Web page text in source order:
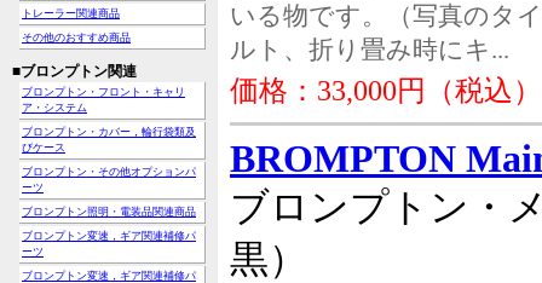
トレーラー関連商品
その他のおすすめ商品
■ブロンプトン関連
ブロンプトン・フロント・キャリ
ア・システム
ブロンプトン・カバー，輪行袋類及
びケース
ブロンプトン・その他オプションパ
ーツ
ブロンプトン照明・電装品関連商品
ブロンプトン変速，ギア関連補修パ
ーツ
ブロンプトン変速，ギア関連補修パ
いる物です。（写真のタ
ルト、折り畳み時にキ...
価格：33,000円（税込）
BROMPTON
ブロンプトン・
黒）